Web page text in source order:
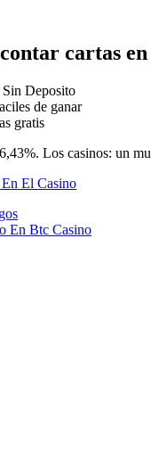
cartas
Deposito
de ganar
gratis
Los casinos: un
El Casino
En Btc Casino